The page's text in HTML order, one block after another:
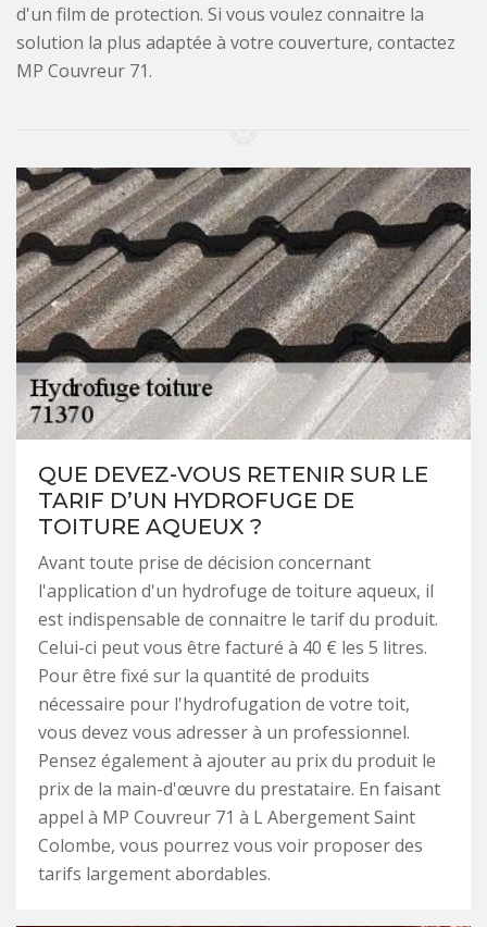
d'un film de protection. Si vous voulez connaitre la
solution la plus adaptée à votre couverture, contactez
MP Couvreur 71.
QUE DEVEZ-VOUS RETENIR SUR LE
TARIF D’UN HYDROFUGE DE
TOITURE AQUEUX ?
Avant toute prise de décision concernant
l'application d'un hydrofuge de toiture aqueux, il
est indispensable de connaitre le tarif du produit.
Celui-ci peut vous être facturé à 40 € les 5 litres.
Pour être fixé sur la quantité de produits
nécessaire pour l'hydrofugation de votre toit,
vous devez vous adresser à un professionnel.
Pensez également à ajouter au prix du produit le
prix de la main-d'œuvre du prestataire. En faisant
appel à MP Couvreur 71 à L Abergement Saint
Colombe, vous pourrez vous voir proposer des
tarifs largement abordables.